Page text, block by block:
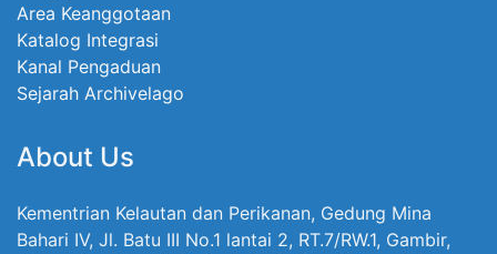
Area Keanggotaan
Katalog Integrasi
Kanal Pengaduan
Sejarah Archivelago
About Us
Kementrian Kelautan dan Perikanan, Gedung Mina
Bahari IV, Jl. Batu III No.1 lantai 2, RT.7/RW.1, Gambir,